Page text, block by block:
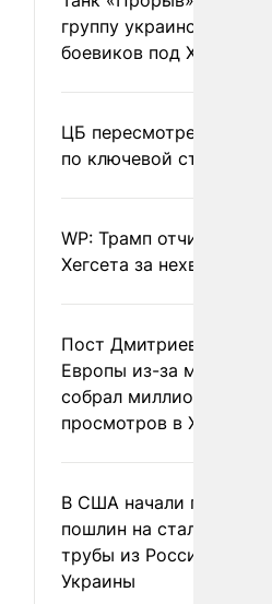
группу украинских
боевиков под
ЦБ пересмотрел
по ключевой ставке
WP: Трамп отчитал
Хегсета за нехватку
Пост Дмитриева о
Европы из-за
собрал миллион
просмотров в X
В США начали
пошлин на стальные
трубы из России и с
Украины